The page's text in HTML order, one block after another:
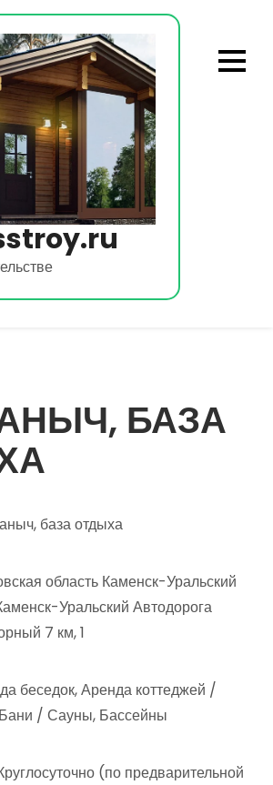
БАЗА
база отдыха
область Каменск-Уральский
Уральский Автодорога
7 км, 1
беседок, Аренда коттеджей /
/ Сауны, Бассейны
(по предварительной